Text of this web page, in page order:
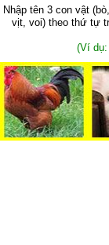
Nhập tên 3 con vật
vịt, voi)theo thứ tự
(Ví